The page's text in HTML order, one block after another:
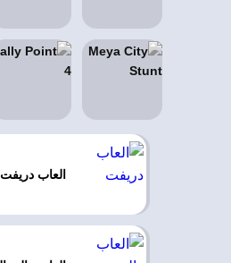
العاب دريفت